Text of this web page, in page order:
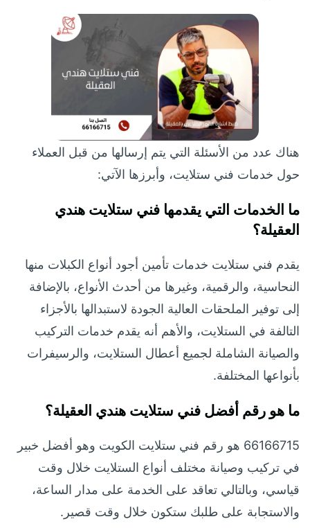
هناك عدد من الأسئلة التي يتم إرسالها من قبل العملاء
حول خدمات فني ستلايت، وأبرزها الآتي:
ما الخدمات التي يقدمها فني ستلايت هندي
العقيلة؟
يقدم فني ستلايت خدمات تأمين أجود أنواع الكبلات منها
النحاسية، والرقمية، وغيرها من أحدث الأنواع، بالإضافة
إلى توفير الملحقات العالية الجودة لاستبدالها بالأجزاء
التالفة في الستلايت، والأهم أنه يقدم خدمات التركيب
والصيانة الشاملة لجميع أعطال الستلايت، والرسيفرات
بأنواعها المختلفة.
ما هو رقم أفضل فني ستلايت هندي العقيلة؟
66166715 هو رقم فني ستلايت الكويت وهو أفضل خبير
في تركيب وصيانة مختلف أنواع الستلايت خلال وقت
قياسي، وبالتالي تعاقد على الخدمة على مدار الساعة،
والاستجابة على طلبك ستكون خلال وقت قصير.